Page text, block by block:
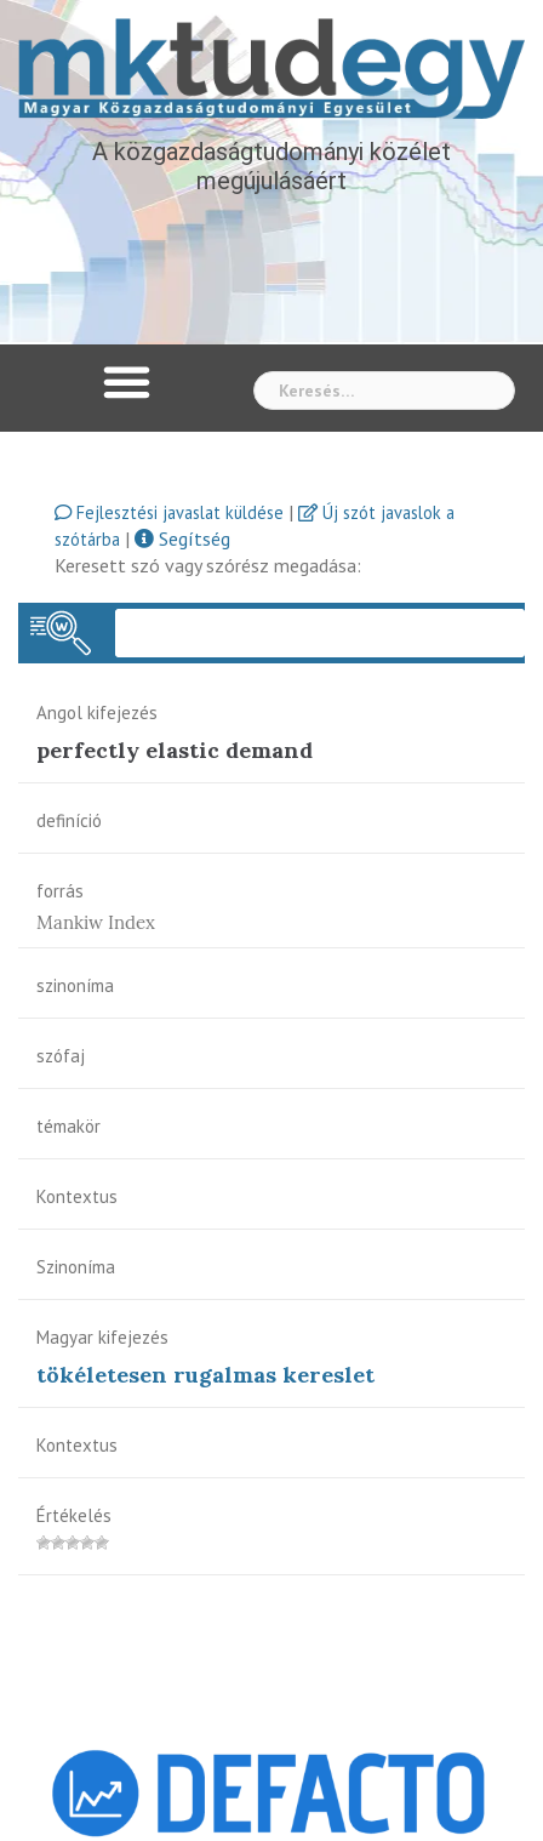
A közgazdaságtudományi közélet
megújulásáért
Fejlesztési javaslat küldése |
Új szót javaslok a
szótárba |
Segítség
Keresett szó vagy szórész megadása:
Angol kifejezés
perfectly elastic demand
definíció
forrás
Mankiw Index
szinoníma
szófaj
témakör
Kontextus
Szinoníma
Magyar kifejezés
tökéletesen rugalmas kereslet
Kontextus
Értékelés